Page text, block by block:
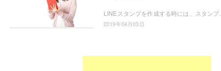
2019年04月03日